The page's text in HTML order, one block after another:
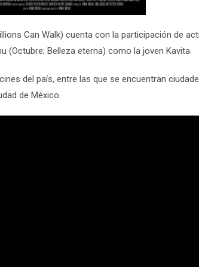
Can Walk) cuenta con la participación de
(Octubre; Belleza eterna) como la joven Kavita.
del país, entre las que se encuentran
de México.